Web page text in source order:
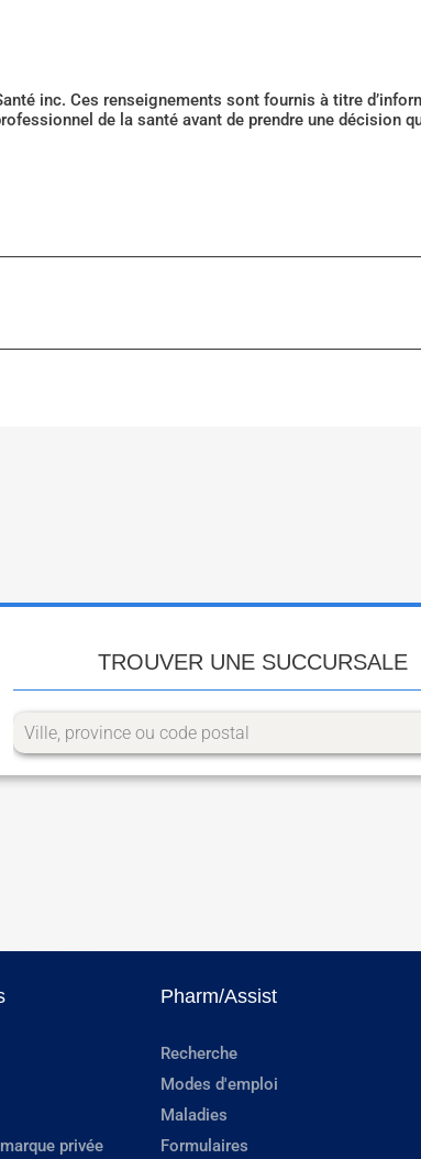
inc. Ces renseignements sont fournis à titre
de la santé avant de prendre une décision
TROUVER UNE SUCCURSALE
privée
Pharm/Assist
Recherche
Modes d'emploi
Maladies
Formulaires